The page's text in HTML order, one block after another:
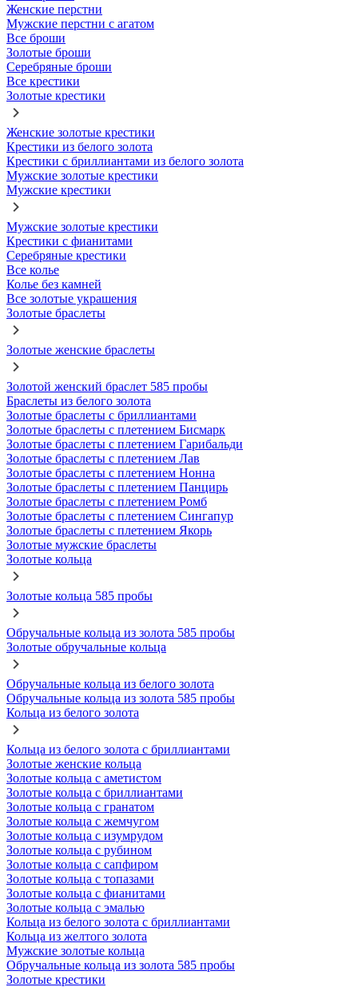
Женские перстни
Мужские перстни с агатом
Все броши
Золотые броши
Серебряные броши
Все крестики
Золотые крестики
Женские золотые крестики
Крестики из белого золота
Крестики с бриллиантами из белого золота
Мужские золотые крестики
Мужские крестики
Мужские золотые крестики
Крестики с фианитами
Серебряные крестики
Все колье
Колье без камней
Все золотые украшения
Золотые браслеты
Золотые женские браслеты
Золотой женский браслет 585 пробы
Браслеты из белого золота
Золотые браслеты с бриллиантами
Золотые браслеты с плетением Бисмарк
Золотые браслеты с плетением Гарибальди
Золотые браслеты с плетением Лав
Золотые браслеты с плетением Нонна
Золотые браслеты с плетением Панцирь
Золотые браслеты с плетением Ромб
Золотые браслеты с плетением Сингапур
Золотые браслеты с плетением Якорь
Золотые мужские браслеты
Золотые кольца
Золотые кольца 585 пробы
Обручальные кольца из золота 585 пробы
Золотые обручальные кольца
Обручальные кольца из белого золота
Обручальные кольца из золота 585 пробы
Кольца из белого золота
Кольца из белого золота с бриллиантами
Золотые женские кольца
Золотые кольца с аметистом
Золотые кольца с бриллиантами
Золотые кольца с гранатом
Золотые кольца с жемчугом
Золотые кольца с изумрудом
Золотые кольца с рубином
Золотые кольца с сапфиром
Золотые кольца с топазами
Золотые кольца с фианитами
Золотые кольца с эмалью
Кольца из белого золота с бриллиантами
Кольца из желтого золота
Мужские золотые кольца
Обручальные кольца из золота 585 пробы
Золотые крестики